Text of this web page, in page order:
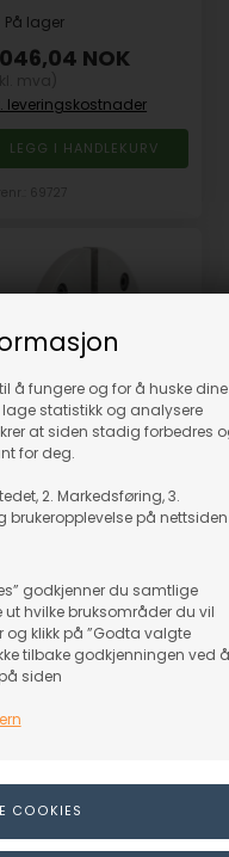
å fungere og for å huske dine
statistikk og analysere
at siden stadig forbedres
for deg.
2. Markedsføring, 3.
brukeropplevelse på nettsiden
godkjenner du samtlige
hvilke bruksområder du vil
og klikk på ”Godta valgte
tilbake godkjenningen ved å
siden
På lager
NOK
leveringskostnader
bakker Type BF
mva)
leveringskostnader